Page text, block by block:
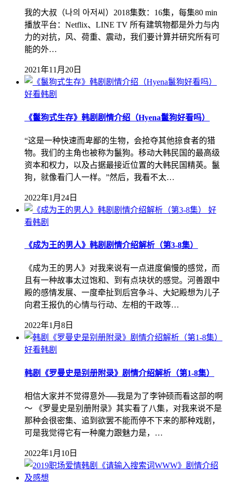
我的大叔（나의 아저씨）2018集数：16集，每集80 min
播放平台：Netflix、LINE TV 所有建筑物都是外力与内
力的对抗，风、荷重、震动，我们要计算并研究所有可
能的外…
2021年11月20日
好看韩剧
《鬣狗式生存》韩剧剧情介绍（Hyena鬣狗好看吗）
“这是一种快速而卑鄙的生物，会抢夺其他掠食者的猎
物。我们的主角也被称为鬣狗。移动大韩民国的最高级
资本和权力，以及占据最接近位置的大韩民国精英。鬣
狗，就像看门人一样。”然后，我看不太…
2022年1月24日
好
看韩剧
《成为王的男人》韩剧剧情介绍解析（第3-8集）
《成为王的男人》对我来说有一点进度偏慢的感觉，而
且有一种故事太过饱和、到有点块状的感觉。河善跟中
殿的感情发展、一度牵扯到后宫争斗、大妃殿想为儿子
向君王报仇的心情与行动、左相的干政等…
2022年1月8日
好看韩剧
韩剧《罗曼史是别册附录》剧情介绍解析（第1-8集）
相信大家并不觉得意外──我是为了李钟硕而看这部的啊
～ 《罗曼史是别册附录》其实看了八集，对我来说不是
那种会很密集、追到欲罢不能而停不下来的那种戏剧，
可是我觉得它有一种魔力跟魅力是，…
2022年1月10日